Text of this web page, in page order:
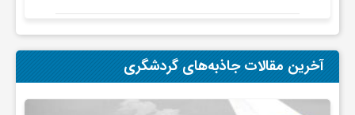
آخرین مقالات جاذبه‌های گردشگری